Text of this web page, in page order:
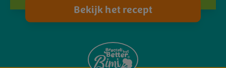
Bekijk het recept